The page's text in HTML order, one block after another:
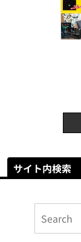
サイト内検索